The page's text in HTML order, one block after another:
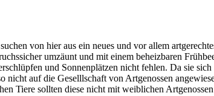
von hier aus ein neues und vor allem
umzäunt und mit einem beheizbaren
und Sonnenplätzen nicht fehlen. Da sie
auf die Geselllschaft von Artgenossen
Tiere sollten diese nicht mit weiblichen